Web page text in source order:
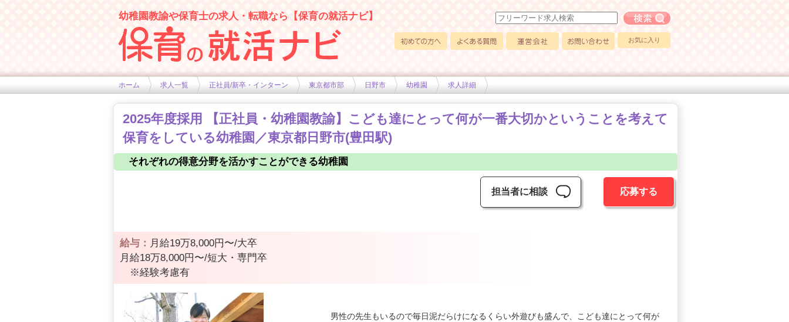
幼稚園教諭や保育士の求人・転職なら【保育の就活ナビ】
お気に入り
ホーム 求人一覧 正社員/新卒・インターン 東京都市部 日野市 幼稚園 求人詳細
2025年度採用 【正社員・幼稚園教諭】こども達にとって何が一番大切かということを考えて
保育をしている幼稚園／東京都日野市(豊田駅)
それぞれの得意分野を活かすことができる幼稚園
担当者に相談 応募する
給与： 月給19万8,000円〜/大卒
月給18万8,000円〜/短大・専門卒
※経験考慮有
男性の先生もいるので毎日泥だらけになるくらい外遊びも盛んで、こども達にとって何が